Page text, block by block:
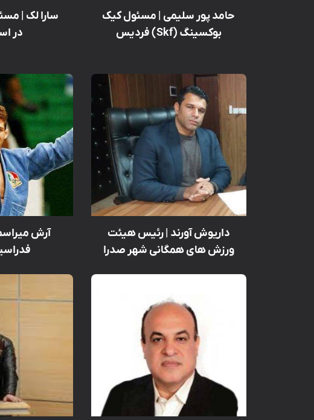
حامد پور سلیمی | مسئول کیک
بوکسینگ (Skf) فردیس
سارا لک |
در
داریوش آورند | رئیس هیئت
ورزش های همگانی شهر صدرا
آرش